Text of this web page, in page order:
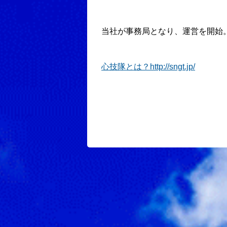
当社が事務局となり、運営を開始
心技隊とは？http://sngt.jp/